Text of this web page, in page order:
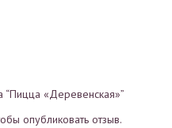
“Пицца «Деревенская»”
опубликовать отзыв.